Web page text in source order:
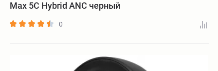
Max 5C Hybrid ANC черный
0